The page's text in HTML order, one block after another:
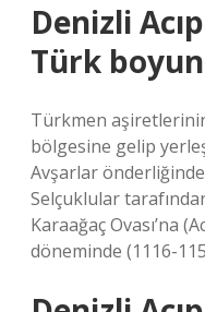
Denizli
Türk
Türkmen
bölgesine gelip
Avşarlar
Selçuklular
Karaağaç Ovası’na
döneminde (1116-